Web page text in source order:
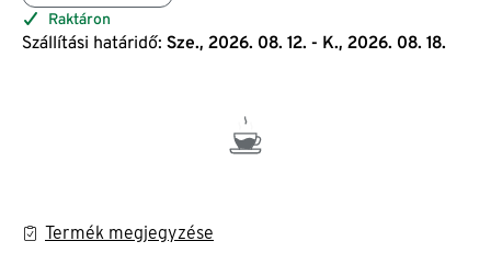
Raktáron
Szállítási határidő: Sze., 2026. 08. 12. - K., 2026. 08. 18.
Termék megjegyzése